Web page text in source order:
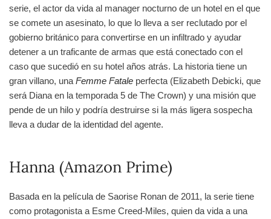
serie, el actor da vida al manager nocturno de un hotel en el que
se comete un asesinato, lo que lo lleva a ser reclutado por el
gobierno británico para convertirse en un infiltrado y ayudar
detener a un traficante de armas que está conectado con el
caso que sucedió en su hotel años atrás. La historia tiene un
gran villano, una Femme Fatale perfecta (Elizabeth Debicki, que
será Diana en la temporada 5 de The Crown) y una misión que
pende de un hilo y podría destruirse si la más ligera sospecha
lleva a dudar de la identidad del agente.
Hanna (Amazon Prime)
Basada en la película de Saorise Ronan de 2011, la serie tiene
como protagonista a Esme Creed-Miles, quien da vida a una